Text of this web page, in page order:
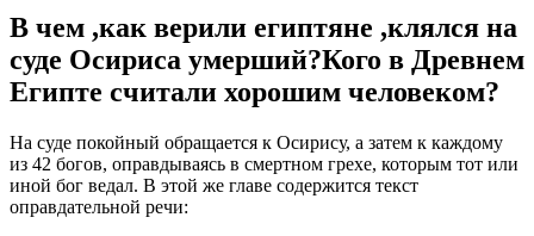
В чем ,как верили египтяне ,клялся на
суде Осириса умерший?Кого в Древнем
Египте считали хорошим человеком?
На суде покойный обращается к Осирису, а затем к каждому
из 42 богов, оправдываясь в смертном грехе, которым тот или
иной бог ведал. В этой же главе содержится текст
оправдательной речи: